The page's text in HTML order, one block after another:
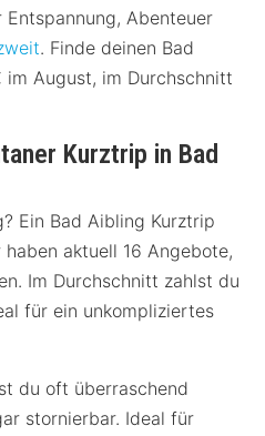
Abenteuer
. Finde deinen Bad
August, im Durchschnitt
Kurztrip in Bad
Ein Bad Aibling Kurztrip
aktuell 16 Angebote,
Im Durchschnitt zahlst du
für ein unkompliziertes
du oft überraschend
stornierbar. Ideal für